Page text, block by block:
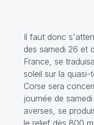
Il faut donc
des samedi 26 et
France, se
soleil sur la quasi-
Corse sera
journée de
averses, se
le relief dès 800